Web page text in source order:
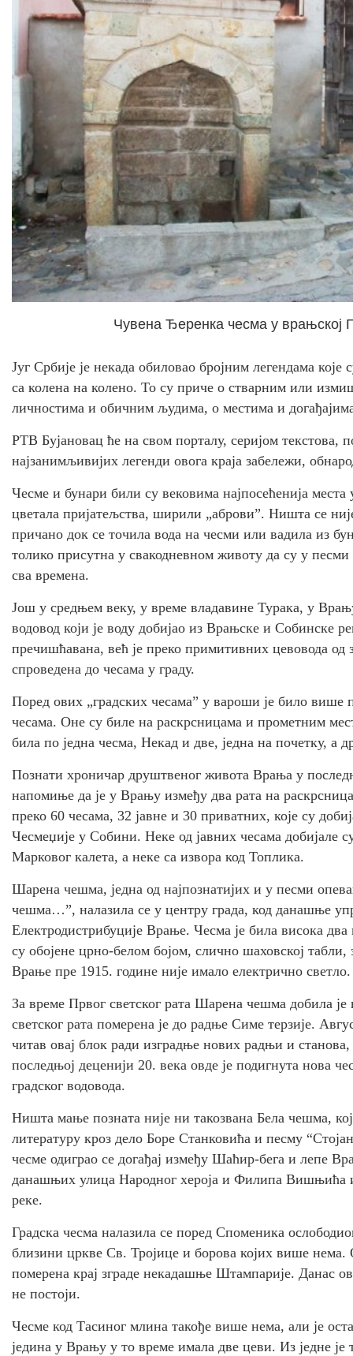
Чувена Ђеренка чесма у врањској
Југ Србије је некада обиловао бројним легендама
са колена на колено. То су приче о стварним или
личностима и обичним људима, о местима и
РТВ Бујановац ће на свом порталу, серијом текстова,
најзанимљивијих легенди овога краја забележи,
Чесме и бунари били су вековима најпосећенија
цветала пријатељства, ширили „аброви”. Ништа се
причано док се точила вода на чесми или вадила из
толико присутна у свакодневном животу да су у песми
сва времена.
Још у средњем веку, у време владавине Турака, у
водовод који је воду добијао из Врањске и Собинске
пречишћавана, већ је преко примитивних цевовода од
спроведена до чесама у граду.
Поред ових „градских чесама” у вароши је било више
чесама. Оне су биле на раскрсницама и прометним
била по једна чесма, Некад и две, једна на почетку, а
Познати хроничар друштвеног живота Врања у
напомиње да је у Врању између два рата на
преко 60 чесама, 32 јавне и 30 приватних, које су
Чесмеџије у Собини. Неке од јавних чесама добијале
Марковог калета, а неке са извора код Топлика.
Шарена чешма, једна од најпознатијих и у песми
чешма…”, налазила се у центру гpaдa, код данашње
Електродистрибуције Врање. Чесма је била висока
су обојене црно-белом бојом, слично шаховској табли,
Врање пре 1915. године није имало електрично светло.
За време Првог светског рата Шарена чешма добила је
светског рата померена је до радње Симе терзије.
читав овај блок ради изградње нових радњи и
последњој деценији 20. века овде је подигнута нова
градског водовода.
Ништа мање позната није ни такозвана Бела чешма,
литературу кроз дело Боре Станковића и песму
чесме одиграо се догађај између Шаћир-бега и лепе
данашњих улица Народног хероја и Филипа Вишњића
реке.
Градска чесма налазила се поред Споменика
близини цркве Св. Тројице и борова којих више нема.
померена крај зграде некадашње Штампарије. Данас
не постоји.
Чесме код Тасиног млина такође више нема, али је
једина у Врању у то време имала две цеви. Из једне је